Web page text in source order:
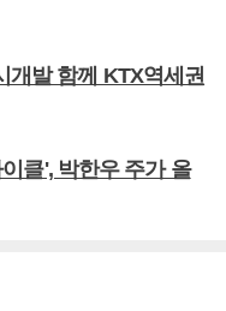
개발 함께 KTX역세권
클', 박한우 주가 올